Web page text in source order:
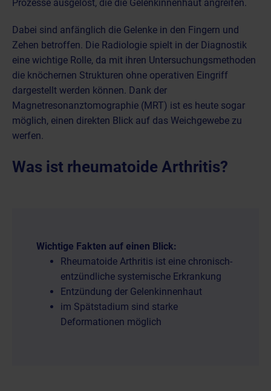
Prozesse ausgelöst, die die Gelenkinnenhaut angreifen.
Dabei sind anfänglich die Gelenke in den Fingern und
Zehen betroffen. Die Radiologie spielt in der Diagnostik
eine wichtige Rolle, da mit ihren Untersuchungsmethoden
die knöchernen Strukturen ohne operativen Eingriff
dargestellt werden können. Dank der
Magnetresonanztomographie (MRT) ist es heute sogar
möglich, einen direkten Blick auf das Weichgewebe zu
werfen.
Was ist rheumatoide Arthritis?
Wichtige Fakten auf einen Blick:
Rheumatoide Arthritis ist eine chronisch-
entzündliche systemische Erkrankung
Entzündung der Gelenkinnenhaut
im Spätstadium sind starke
Deformationen möglich